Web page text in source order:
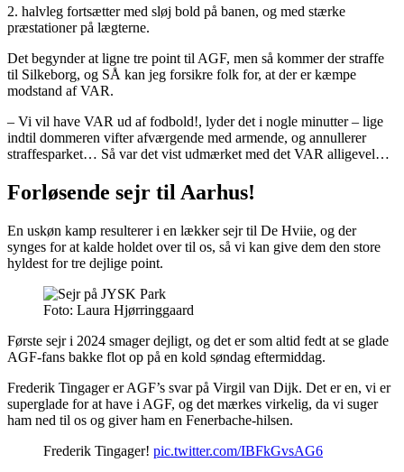
2. halvleg fortsætter med sløj bold på banen, og med stærke
præstationer på lægterne.
Det begynder at ligne tre point til AGF, men så kommer der straffe
til Silkeborg, og SÅ kan jeg forsikre folk for, at der er kæmpe
modstand af VAR.
– Vi vil have VAR ud af fodbold!, lyder det i nogle minutter – lige
indtil dommeren vifter afværgende med armende, og annullerer
straffesparket… Så var det vist udmærket med det VAR alligevel…
Forløsende sejr til Aarhus!
En uskøn kamp resulterer i en lækker sejr til De Hviie, og der
synges for at kalde holdet over til os, så vi kan give dem den store
hyldest for tre dejlige point.
Foto: Laura Hjørringgaard
Første sejr i 2024 smager dejligt, og det er som altid fedt at se glade
AGF-fans bakke flot op på en kold søndag eftermiddag.
Frederik Tingager er AGF’s svar på Virgil van Dijk. Det er en, vi er
superglade for at have i AGF, og det mærkes virkelig, da vi suger
ham ned til os og giver ham en Fenerbache-hilsen.
Frederik Tingager! pic.twitter.com/IBFkGvsAG6